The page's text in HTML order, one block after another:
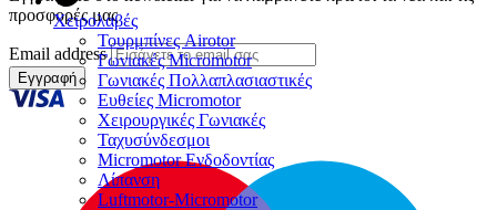
Χειρολαβές
Τουρμπίνες Airotor
Γωνιακές Micromotor
Γωνιακές Πολλαπλασιαστικές
Ευθείες Micromotor
Χειρουργικές Γωνιακές
Ταχυσύνδεσμοι
Micromotor Ενδοδοντίας
Λίπανση
Luftmotor-Micromotor
προσφορές μας
Email address
Εγγραφή